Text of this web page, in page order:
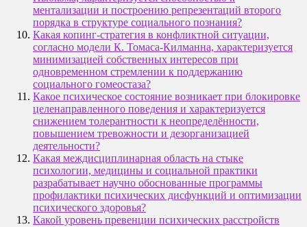
ментализации и построению репрезентаций второго
порядка в структуре социального познания?
Какая копинг-стратегия в конфликтной ситуации,
согласно модели К. Томаса-Килманна, характеризуется
минимизацией собственных интересов при
одновременном стремлении к поддержанию
социального гомеостаза?
Какое психическое состояние возникает при блокировке
целенаправленного поведения и характеризуется
снижением толерантности к неопределённости,
повышением тревожности и дезорганизацией
деятельности?
Какая междисциплинарная область на стыке
психологии, медицины и социальной практики
разрабатывает научно обоснованные программы
профилактики психических дисфункций и оптимизации
психического здоровья?
Какой уровень превенции психических расстройств